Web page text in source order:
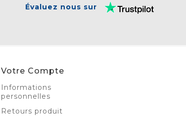
Évaluez nous sur
Votre Compte
Informations
personnelles
Retours produit